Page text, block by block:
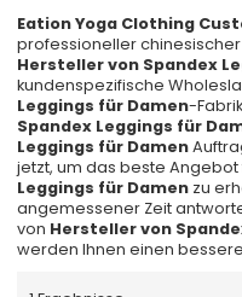
Eation Yoga Clothing
professioneller
Hersteller von Spandex
kundenspezifische
Leggings für Damen-
Spandex Leggings für
Leggings für Damen
jetzt, um das beste Angebot
Leggings für Damen zu
angemessener Zeit
von Hersteller von
werden Ihnen einen